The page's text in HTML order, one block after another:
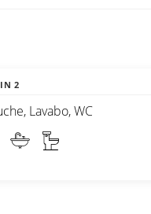
2
Lavabo, WC